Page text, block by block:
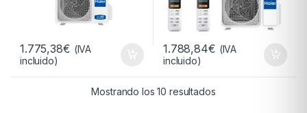
1.775,38€ (IVA
incluido)
1.788,84€ (IVA
incluido)
Mostrando los 10 resultadosOrdenado por